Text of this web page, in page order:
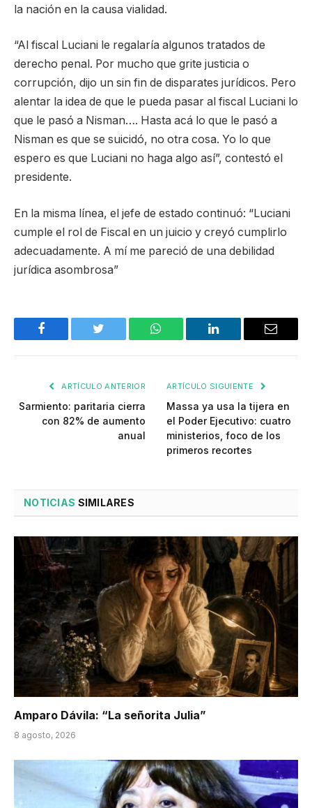
la nación en la causa vialidad.
“Al fiscal Luciani le regalaría algunos tratados de
derecho penal. Por mucho que grite justicia o
corrupción, dijo un sin fin de disparates jurídicos. Pero
alentar la idea de que le pueda pasar al fiscal Luciani lo
que le pasó a Nisman…. Hasta acá lo que le pasó a
Nisman es que se suicidó, no otra cosa. Yo lo que
espero es que Luciani no haga algo así”, contestó el
presidente.
En la misma línea, el jefe de estado continuó: “Luciani
cumple el rol de Fiscal en un juicio y creyó cumplirlo
adecuadamente. A mí me pareció de una debilidad
jurídica asombrosa”
Facebook Twitter WhatsApp LinkedIn Email
ARTÍCULO ANTERIOR
Sarmiento: paritaria cierra
con 82% de aumento
anual
ARTÍCULO SIGUIENTE
Massa ya usa la tijera en
el Poder Ejecutivo: cuatro
ministerios, foco de los
primeros recortes
NOTICIAS SIMILARES
Amparo Dávila: “La señorita Julia”
8 agosto, 2026